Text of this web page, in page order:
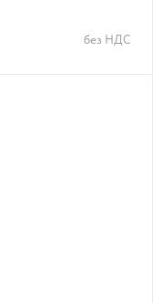
без НДС